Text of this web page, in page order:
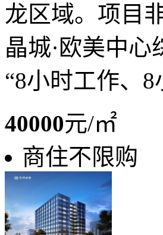
龙区域。项目
晶城·欧美中
“8小时工作、8
40000元/㎡
商住不限购